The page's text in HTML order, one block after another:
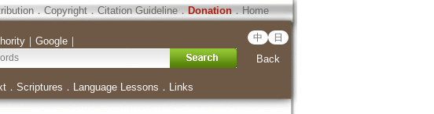
．Copyright．Citation Guideline．Donation．Home
｜ Google｜ 中 日
Back
． Scriptures ． Language Lessons ． Links